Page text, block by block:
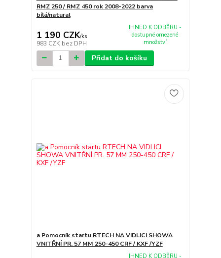
RMZ 250 / RMZ 450 rok 2008-2022 barva
bílá/natural
1 190 CZK/ks
983 CZK bez DPH
IHNED K ODBĚRU -
dostupné omezené
množství
Přidat do košíku
a Pomocník startu RTECH NA VIDLICI SHOWA
VNITŘNÍ PR. 57 MM 250-450 CRF / KXF /YZF
IHNED K ODBĚRU -